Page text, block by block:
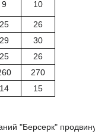
9 10
25
26
29
30
25
26
270
14 15
"Берсерк"